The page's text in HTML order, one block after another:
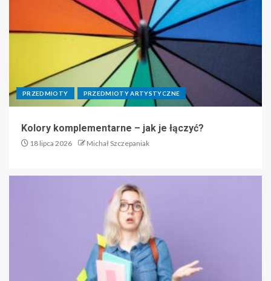
PRZEDMIOTY PRZEDMIOTY ARTYSTYCZNE
Kolory komplementarne – jak je łączyć?
18 lipca 2026 Michał Szczepaniak